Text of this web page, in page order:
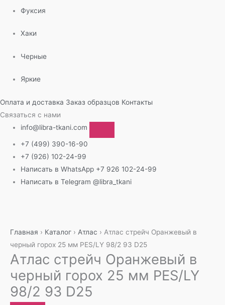
Фуксия
Хаки
Черные
Яркие
Оплата и доставка Заказ образцов Контакты
Связаться с нами
info@libra-tkani.com
+7 (499) 390-16-90
+7 (926) 102-24-99
Написать в WhatsApp +7 926 102-24-99
Написать в Telegram @libra_tkani
содержимому
Главная › Каталог › Атлас › Атлас стрейч Оранжевый в
черный горох 25 мм PES/LY 98/2 93 D25
Атлас стрейч Оранжевый в
черный горох 25 мм PES/LY
98/2 93 D25